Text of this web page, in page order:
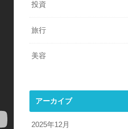
投資
旅行
美容
アーカイブ
2025年12月